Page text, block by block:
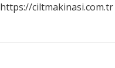
https://ciltmakinasi.com.tr